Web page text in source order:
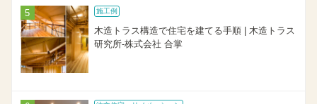
施工例
木造トラス構造で住宅を建てる手順 | 木造トラス
研究所-株式会社 合掌